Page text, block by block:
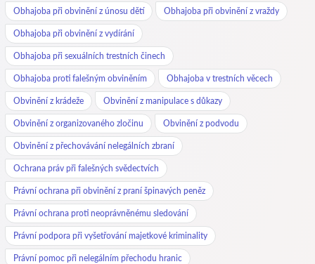
Obhajoba při obvinění z únosu dětí Obhajoba při obvinění z vraždy
Obhajoba při obvinění z vydírání
Obhajoba při sexuálních trestních činech
Obhajoba proti falešným obviněním Obhajoba v trestních věcech
Obvinění z krádeže Obvinění z manipulace s důkazy
Obvinění z organizovaného zločinu Obvinění z podvodu
Obvinění z přechovávání nelegálních zbraní
Ochrana práv při falešných svědectvích
Právní ochrana při obvinění z praní špinavých peněz
Právní ochrana proti neoprávněnému sledování
Právní podpora při vyšetřování majetkové kriminality
Právní pomoc při nelegálním přechodu hranic